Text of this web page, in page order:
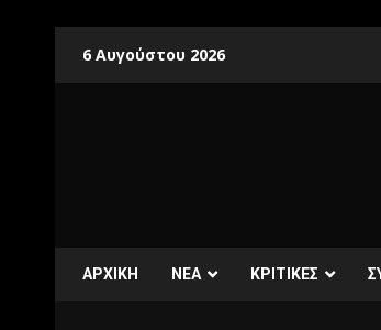
6 Αυγούστου 2026
ΑΡΧΙΚΗ ΝΕΑ ΚΡΙΤΙΚΕΣ